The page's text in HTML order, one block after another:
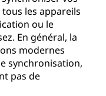
les appareils
ou le
En général, la
modernes
synchronisation,
pas de